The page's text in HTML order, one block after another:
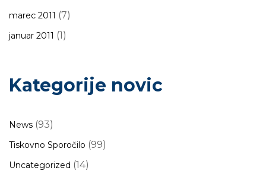
marec 2011 (7)
januar 2011 (1)
Kategorije novic
News (93)
Tiskovno Sporočilo (99)
Uncategorized (14)